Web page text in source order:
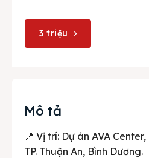
3 triệu
Mô tả
📍 Vị trí: Dự án AVA
TP. Thuận An, Bình Dương.